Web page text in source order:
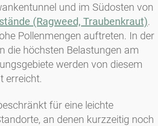
und im Südosten von
(Ragweed, Traubenkraut).
Pollenmengen auftreten. In der
die höchsten Belastungen am
werden von diesem
erreicht.
für eine leichte
an denen kurzzeitig noch